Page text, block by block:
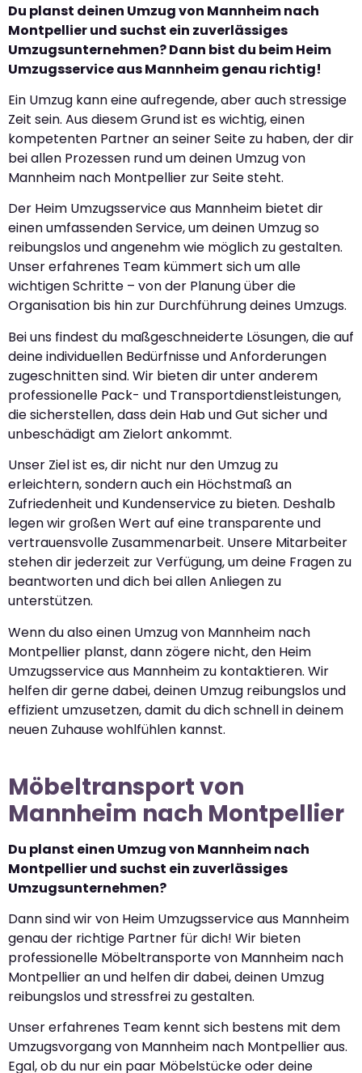
Du planst deinen Umzug von Mannheim nach
Montpellier und suchst ein zuverlässiges
Umzugsunternehmen? Dann bist du beim Heim
Umzugsservice aus Mannheim genau richtig!
Ein Umzug kann eine aufregende, aber auch stressige
Zeit sein. Aus diesem Grund ist es wichtig, einen
kompetenten Partner an seiner Seite zu haben, der dir
bei allen Prozessen rund um deinen Umzug von
Mannheim nach Montpellier zur Seite steht.
Der Heim Umzugsservice aus Mannheim bietet dir
einen umfassenden Service, um deinen Umzug so
reibungslos und angenehm wie möglich zu gestalten.
Unser erfahrenes Team kümmert sich um alle
wichtigen Schritte – von der Planung über die
Organisation bis hin zur Durchführung deines Umzugs.
Bei uns findest du maßgeschneiderte Lösungen, die auf
deine individuellen Bedürfnisse und Anforderungen
zugeschnitten sind. Wir bieten dir unter anderem
professionelle Pack- und Transportdienstleistungen,
die sicherstellen, dass dein Hab und Gut sicher und
unbeschädigt am Zielort ankommt.
Unser Ziel ist es, dir nicht nur den Umzug zu
erleichtern, sondern auch ein Höchstmaß an
Zufriedenheit und Kundenservice zu bieten. Deshalb
legen wir großen Wert auf eine transparente und
vertrauensvolle Zusammenarbeit. Unsere Mitarbeiter
stehen dir jederzeit zur Verfügung, um deine Fragen zu
beantworten und dich bei allen Anliegen zu
unterstützen.
Wenn du also einen Umzug von Mannheim nach
Montpellier planst, dann zögere nicht, den Heim
Umzugsservice aus Mannheim zu kontaktieren. Wir
helfen dir gerne dabei, deinen Umzug reibungslos und
effizient umzusetzen, damit du dich schnell in deinem
neuen Zuhause wohlfühlen kannst.
Möbeltransport von
Mannheim nach Montpellier
Du planst einen Umzug von Mannheim nach
Montpellier und suchst ein zuverlässiges
Umzugsunternehmen?
Dann sind wir von Heim Umzugsservice aus Mannheim
genau der richtige Partner für dich! Wir bieten
professionelle Möbeltransporte von Mannheim nach
Montpellier an und helfen dir dabei, deinen Umzug
reibungslos und stressfrei zu gestalten.
Unser erfahrenes Team kennt sich bestens mit dem
Umzugsvorgang von Mannheim nach Montpellier aus.
Egal, ob du nur ein paar Möbelstücke oder deine